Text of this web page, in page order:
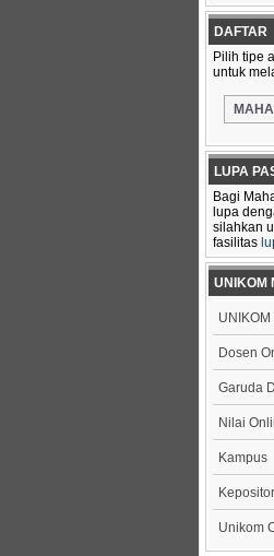
DAFTAR
Pilih tipe
untuk
LUPA
Bagi
lupa
silahkan
fasilitas
UNIKOM
Dosen
Garuda
Nilai
Kampus
Unikom